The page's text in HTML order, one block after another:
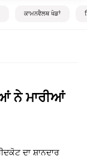
ਕਾਮਨਵੈਲਥ ਖੇਡਾਂ
ਨੇ ਮਾਰੀਆਂ
ਦਾ ਸ਼ਾਨਦਾਰ